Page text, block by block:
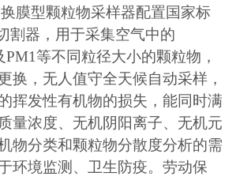
膜型颗粒物采样器配置国家标
割器，用于采集空气中的
PM1等不同粒径大小的颗粒物，
换，无人值守全天候自动采样，
挥发性有机物的损失，能同时满
量浓度、无机阴阳离子、无机元
物分类和颗粒物分散度分析的需
环境监测、卫生防疫。劳动保